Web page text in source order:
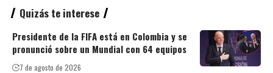
Quizás te interese
Presidente de la FIFA está en Colombia y se
pronunció sobre un Mundial con 64 equipos
7 de agosto de 2026